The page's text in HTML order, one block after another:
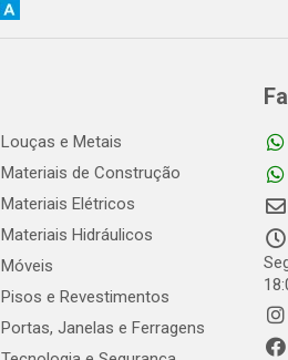
Louças e Metais
Materiais de Construção
Materiais Elétricos
Materiais Hidráulicos
Móveis
Pisos e Revestimentos
Portas, Janelas e Ferragens